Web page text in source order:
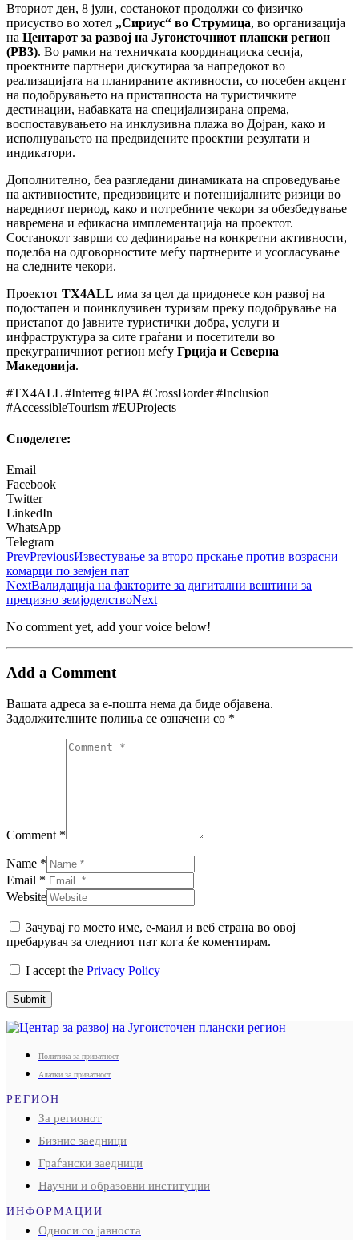
Вториот ден, 8 јули, состанокот продолжи со физичко
присуство во хотел „Сириус“ во Струмица, во организација
на Центарот за развој на Југоисточниот плански регион
(PB3). Во рамки на техничката координациска сесија,
проектните партнери дискутираа за напредокот во
реализацијата на планираните активности, со посебен акцент
на подобрувањето на пристапноста на туристичките
дестинации, набавката на специјализирана опрема,
воспоставувањето на инклузивна плажа во Дојран, како и
исполнувањето на предвидените проектни резултати и
индикатори.
Дополнително, беа разгледани динамиката на спроведување
на активностите, предизвиците и потенцијалните ризици во
наредниот период, како и потребните чекори за обезбедување
навремена и ефикасна имплементација на проектот.
Состанокот заврши со дефинирање на конкретни активности,
поделба на одговорностите меѓу партнерите и усогласување
на следните чекори.
Проектот TX4ALL има за цел да придонесе кон развој на
подостапен и поинклузивен туризам преку подобрување на
пристапот до јавните туристички добра, услуги и
инфраструктура за сите граѓани и посетители во
прекуграничниот регион меѓу Грција и Северна
Македонија.
#TX4ALL #Interreg #IPA #CrossBorder #Inclusion
#AccessibleTourism #EUProjects
Споделeте:
Email
Facebook
Twitter
LinkedIn
WhatsApp
Telegram
PrevPreviousИзвестување за второ прскање против возрасни
комарци по земјен пат
NextВалидација на факторите за дигитални вештини за
прецизно земјоделствоNext
No comment yet, add your voice below!
Add a Comment
Вашата адреса за е-пошта нема да биде објавена.
Задолжителните полиња се означени со *
Comment *
Name *
Email *
Website
Зачувај го моето име, е-маил и веб страна во овој
пребарувач за следниот пат кога ќе коментирам.
I accept the Privacy Policy
Submit
Политика за приватност
Алатки за приватност
РЕГИОН
За регионот
Бизнис заедници
Граѓански заедници
Научни и образовни институции
ИНФОРМАЦИИ
Односи со јавноста